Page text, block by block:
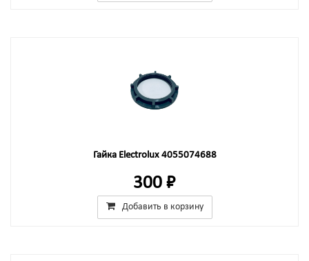
Гайка Electrolux 4055074688
300 ₽
Добавить в корзину